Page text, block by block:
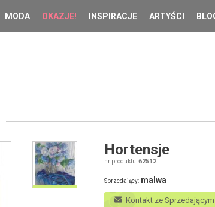
MODA OKAZJE! INSPIRACJE ARTYŚCI
Hortensje
nr produktu:62512
Sprzedający: malwa
Kontakt ze Sprzedającym